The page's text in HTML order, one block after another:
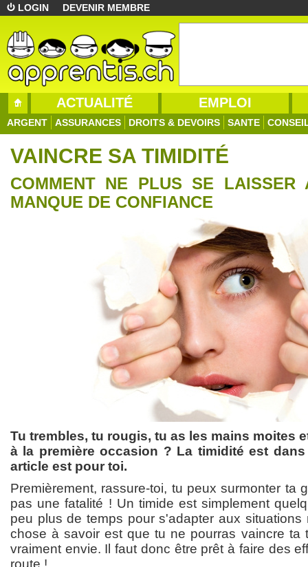
LOGIN DEVENIR MEMBRE
ACTUALITÉ EMPLOI
ARGENT ASSURANCES DROITS & DEVOIRS SANTE
VAINCRE SA TIMIDITÉ
COMMENT NE PLUS SE LAISSER
MANQUE DE CONFIANCE
Tu trembles, tu rougis, tu as les mains moites
à la première occasion ? La timidité est
article est pour toi.
Premièrement, rassure-toi, tu peux surmonter ta
pas une fatalité ! Un timide est simplement
peu plus de temps pour s'adapter aux situations
chose à savoir est que tu ne pourras vaincre ta
vraiment envie. Il faut donc être prêt à faire des
route !